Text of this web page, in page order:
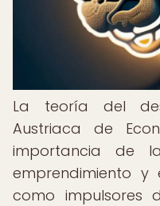
La teoría del
Austriaca de
importancia de
emprendimiento
como impulsores